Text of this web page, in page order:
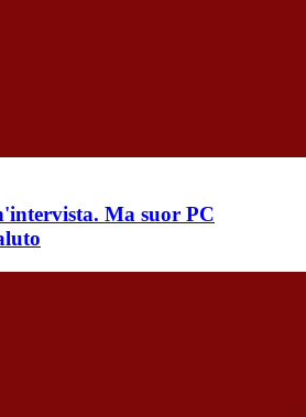
Ma suor PC